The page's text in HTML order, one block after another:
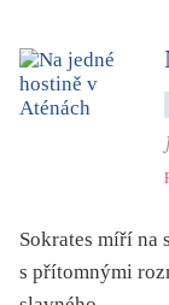
o překladu
obrázková
pohádka
povídka
Sokrates míří na
s přítomnými